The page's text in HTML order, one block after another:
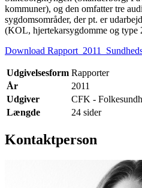
kommuner), og den omfatter tre
sygdomsområder, der pt. er
(KOL, hjertekarsygdomme og type
Download
Udgivelsesform Rapporter
År
2011
Udgiver
CFK -
Længde
24 sider
Kontaktperson